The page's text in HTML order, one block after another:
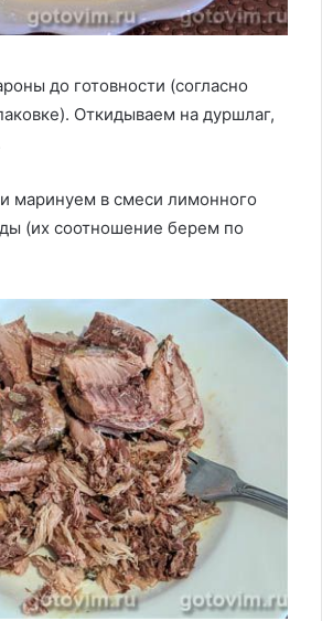
до готовности (согласно
Откидываем на дуршлаг,
маринуем в смеси лимонного
(их соотношение берем по